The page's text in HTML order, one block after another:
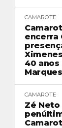
CAMAROTE
encerra
40 anos
Marques
CAMAROTE
Zé